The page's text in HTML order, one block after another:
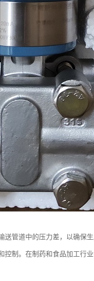
管道中的压力差，以确保
制。在制药和食品加工行